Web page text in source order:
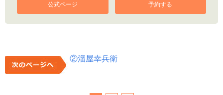
公式ページ 予約する
②溜屋幸兵衛